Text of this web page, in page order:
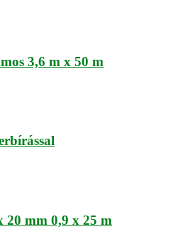
3,6 m x 50 m
mm 0,9 x 25 m